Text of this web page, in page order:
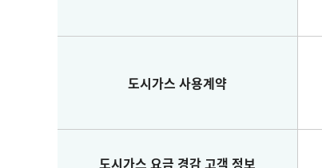
도시가스 사용계약
도시가스 요금 경감 고객 정보